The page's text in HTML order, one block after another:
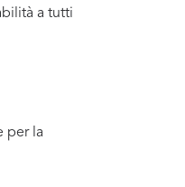
a tutti
per la